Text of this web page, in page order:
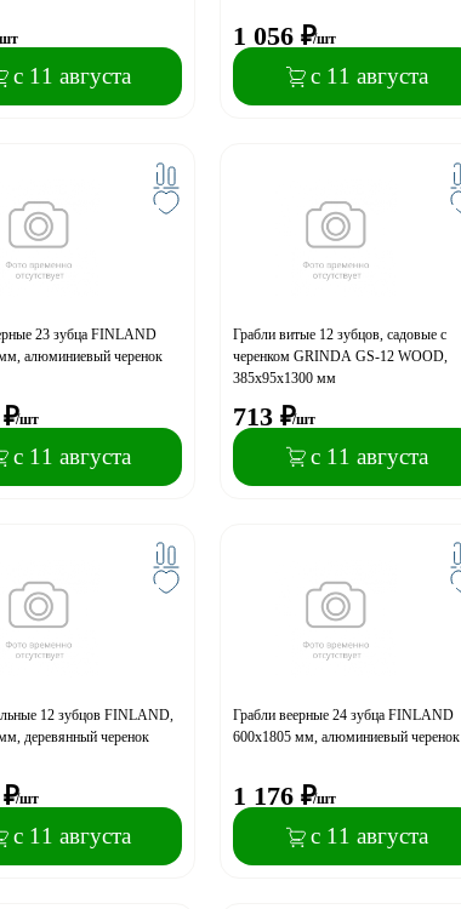
с 11 августа
1 056 ₽/шт
с 11 августа
23 зубца FINLAND
алюминиевый черенок
₽/шт
с 11 августа
Грабли витые 12 зубцов, садовые с
черенком GRINDA GS-12 WOOD,
385х95х1300 мм
713 ₽/шт
с 11 августа
12 зубцов FINLAND,
деревянный черенок
₽/шт
с 11 августа
Грабли веерные 24 зубца FINLAND
600х1805 мм, алюминиевый черенок
1 176 ₽/шт
с 11 августа